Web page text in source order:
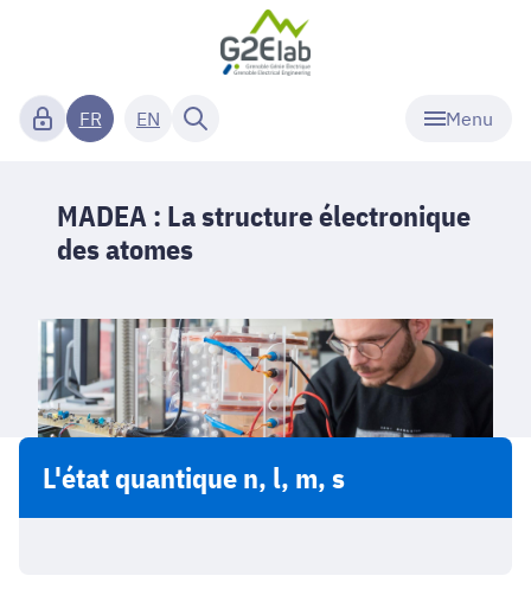
Menu
FR EN
MADEA : La structure électronique
des atomes
L'état quantique n, l, m, s